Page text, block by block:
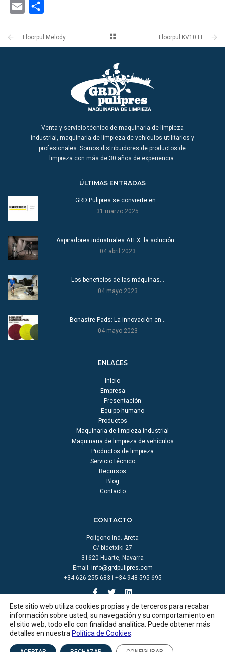
Email
Floorpul Melody Floorpul KV10 LI
Venta y servicio técnico de maquinaria de limpieza
industrial, maquinaria de limpieza de vehículos utilitarios y
profesionales. Somos distribuidores de productos de
limpieza con más de 30 años de experiencia.
ÚLTIMAS ENTRADAS
GRD Pulipres se convierte en…
31 marzo 2025
Aspiradores industriales ATEX: la solución…
04 abril 2023
Los beneficios de las máquinas…
04 mayo 2023
Bonastre Pads: La innovación en…
04 mayo 2023
ENLACES
Inicio
Empresa
Presentación
Equipo humano
Productos
Maquinaria de limpieza industrial
Maquinaria de limpieza de vehículos
Productos de limpieza
Servicio técnico
Recursos
Blog
Contacto
CONTACTO
Polígono ind. Areta
C/ bidetxiki 27
31620 Huarte, Navarra
Email: info@grdpulipres.com
+34 626 255 683 i +34 948 595 695
© GRD pulipres |Aviso legal|Política de cookies
Créditos
Este sitio web utiliza cookies propias y de terceros para recabar
información sobre usted, su navegación y su comportamiento en
el sitio web, todo ello con finalidad analítica. Puede obtener más
detalles en nuestra Política de Cookies